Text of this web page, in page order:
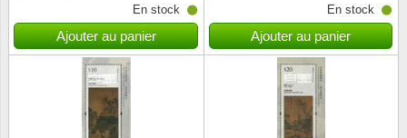
En stock
Ajouter au panier
En stock
Ajouter au panier